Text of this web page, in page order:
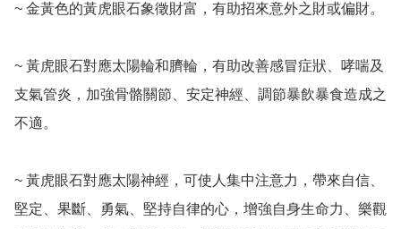
~ 金黃色的黃虎眼石象徵財富，有助招來意外之財或偏財。
~ 黃虎眼石對應太陽輪和臍輪，有助改善感冒症狀、哮喘及
支氣管炎，加強骨骼關節、安定神經、調節暴飲暴食造成之
不適。
~ 黃虎眼石對應太陽神經，可使人集中注意力，帶來自信、
堅定、果斷、勇氣、堅持自律的心，增強自身生命力、樂觀